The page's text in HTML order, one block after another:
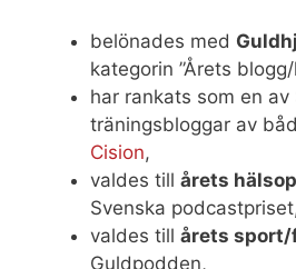
belönades med
kategorin ”Årets blogg/
har rankats som en
träningsbloggar av
Cision,
valdes till årets
Svenska
valdes till årets
Guldpodden,